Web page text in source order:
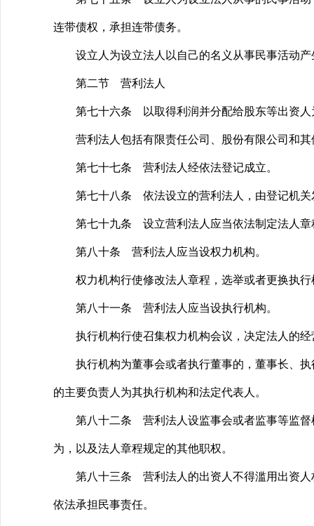
连带债权，承担连带债务。
设立人为设立法人以自己的名义从事民事活动产
第二节 营利法人
第七十六条 以取得利润并分配给股东等出资人
营利法人包括有限责任公司、股份有限公司和其
第七十七条 营利法人经依法登记成立。
第七十八条 依法设立的营利法人，由登记机关
第七十九条 设立营利法人应当依法制定法人章
第八十条 营利法人应当设权力机构。
权力机构行使修改法人章程，选举或者更换执行
第八十一条 营利法人应当设执行机构。
执行机构行使召集权力机构会议，决定法人的经
执行机构为董事会或者执行董事的，董事长、执
的主要负责人为其执行机构和法定代表人。
第八十二条 营利法人设监事会或者监事等监督
为，以及法人章程规定的其他职权。
第八十三条 营利法人的出资人不得滥用出资人
依法承担民事责任。